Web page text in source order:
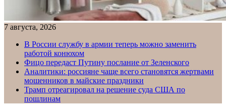
7 августа, 2026
В России службу в армии теперь можно заменить
работой конюхом
Фицо передаст Путину послание от Зеленского
Аналитики: россияне чаще всего становятся жертвами
мошенников в майские праздники
Трамп отреагировал на решение суда США по
пошлинам